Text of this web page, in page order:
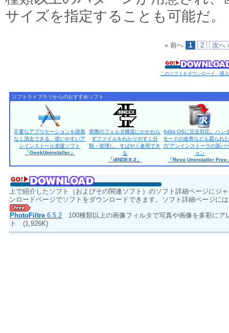
サイズを指定することも可能だ。
« 前へ 1 2 次へ
このソフトをダウンロード・購
ソフトライブラリからのおすすめソフト
不要なアプリケーションを跡形
なく消去できる、使いやすいア
ンインストール支援ソフト
「GeekUninstaller」
実際のフォルダ構造にかかわら
ずファイルをわかりやすく分
類・管理し、すばやく参照でき
る
「dINDEX.2」
64bit OSに完全対応。ハン
モードの改善なども図られ
力”アンインストーラの新バ
ョン
「Revo Uninstaller Free
上で紹介したソフト（およびその関連ソフト）のソフト詳細ページにジ
ンロードページでソフトをダウンロードできます。ソフト詳細ページに
PhotoFiltre 6.5.2 100種類以上の画像フィルタで写真や画像を多彩にア
ト (1,926K)